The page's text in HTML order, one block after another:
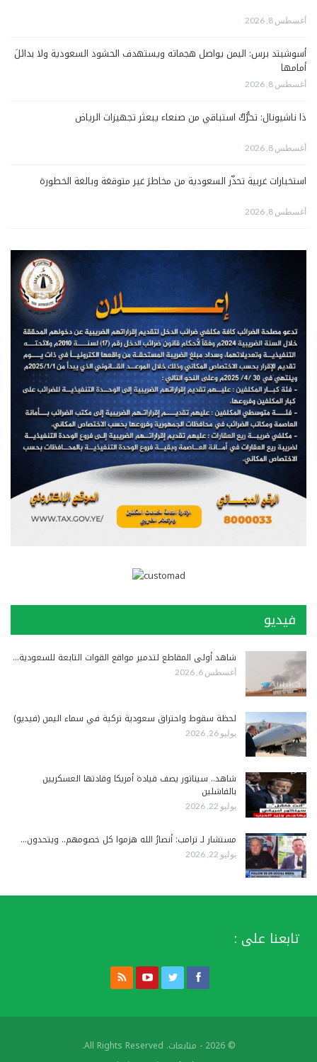
أغسطس 8, 2026
أسوشيتد برس: اليمن يواصل هجماته ويستهدف الحشود السعودية ولا بدائلَ
أمامها
أغسطس 8, 2026
ذا ناشيونال: تحرُّكٌ استباقي من صنعاء يبعثر تجهيزات الرياض
أغسطس 8, 2026
استخبارات غربية تحذّر السعودية من مخاطرَ غير متوقعَة وبالغة الخطورة
أغسطس 8, 2026
فيديو
شاهد أولى المقاطع لتدمير مواقع القوات التابعة للسعودية…
أغسطس 6, 2026
لحظة سقوط واحتراق سعودية تركية في سماء اليمن (فيديو)
يوليو 26, 2026
شاهد.. سيناتور يصف قيادة أمريكا وقادتها العسكريين
بالفاشلين
يوليو 22, 2026
مستشار لـ ترامب: أنصارُ الله هزموا كل خصومهم.. ويتحدون…
يوليو 22, 2026
تابعنا على :
© 2026 - متابعات. All Rights Reserved.